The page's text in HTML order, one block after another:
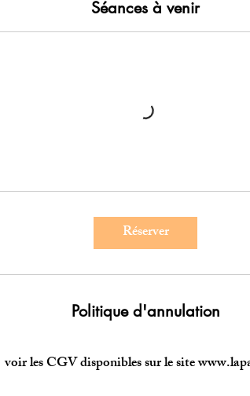
Séances à venir
Réserver
Politique d'annulation
voir les CGV disponibles sur le site